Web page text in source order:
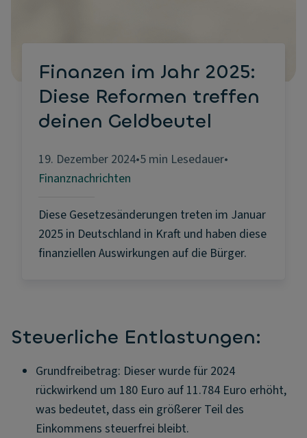
Finanzen im Jahr 2025:
Diese Reformen treffen
deinen Geldbeutel
19. Dezember 2024•5 min Lesedauer•
Finanznachrichten
Diese Gesetzesänderungen treten im Januar
2025 in Deutschland in Kraft und haben diese
finanziellen Auswirkungen auf die Bürger.
Steuerliche Entlastungen:
Grundfreibetrag: Dieser wurde für 2024
rückwirkend um 180 Euro auf 11.784 Euro erhöht,
was bedeutet, dass ein größerer Teil des
Einkommens steuerfrei bleibt.